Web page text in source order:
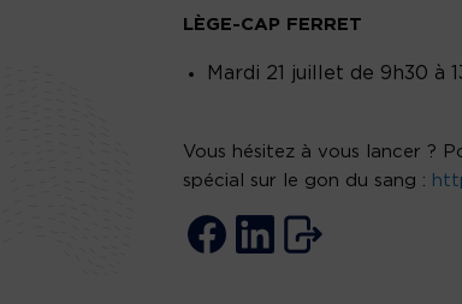
LÈGE-CAP FERRET
Mardi 21 juillet de 9h30 à
Vous hésitez à vous lancer ?
spécial sur le gon du sang :